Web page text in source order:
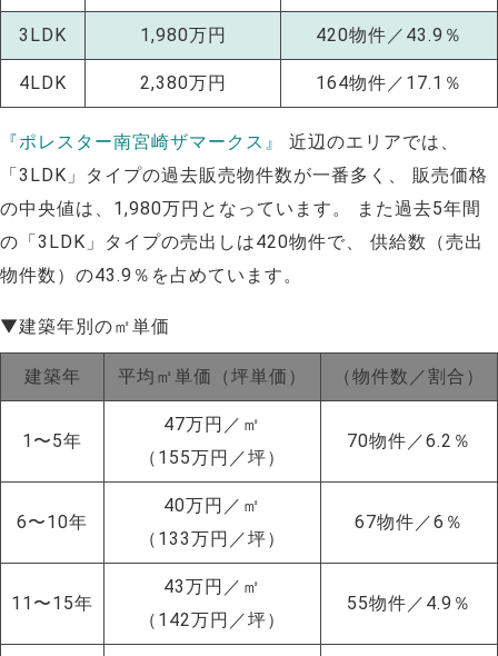
3LDK 1,980万円 420物件／43.9％
4LDK 2,380万円 164物件／17.1％
『ポレスター南宮崎ザマークス』
近辺のエリアでは、
「3LDK」タイプの過去販売物件数が一番多く、 販売価格
の中央値は、1,980万円となっています。 また過去5年間
の「3LDK」タイプの売出しは420物件で、 供給数（売出
物件数）の43.9％を占めています。
▼建築年別の㎡単価
建築年 平均㎡単価（坪単価） （物件数／割合）
1〜5年
47万円／㎡
（155万円／坪）
70物件／6.2％
6〜10年
40万円／㎡
（133万円／坪）
67物件／6％
11〜15年
43万円／㎡
（142万円／坪）
55物件／4.9％